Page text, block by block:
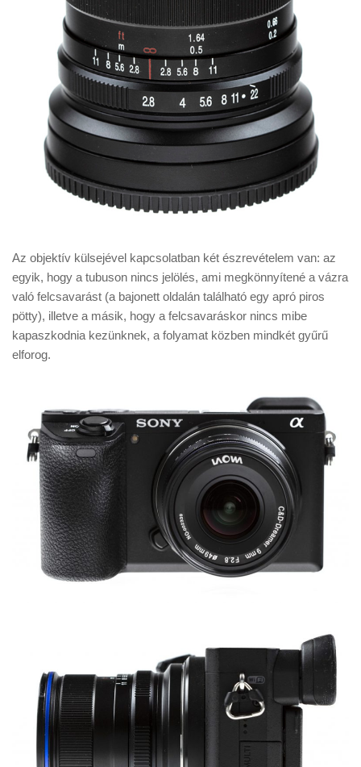
Az objektív külsejével kapcsolatban két észrevételem van: az
egyik, hogy a tubuson nincs jelölés, ami megkönnyítené a vázra
való felcsavarást (a bajonett oldalán található egy apró piros
pötty), illetve a másik, hogy a felcsavaráskor nincs mibe
kapaszkodnia kezünknek, a folyamat közben mindkét gyűrű
elforog.